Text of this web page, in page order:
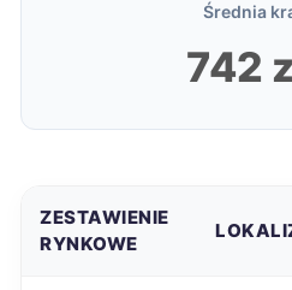
Średnia
742
ZESTAWIENIE
RYNKOWE